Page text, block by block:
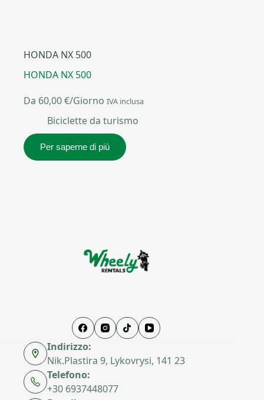
HONDA NX 500
HONDA NX 500
Da 60,00€/Giorno IVA inclusa
Biciclette da turismo
Per saperne di più
Indirizzo:
Nik.Plastira 9, Lykovrysi, 141 23
Telefono:
+30 6937448077